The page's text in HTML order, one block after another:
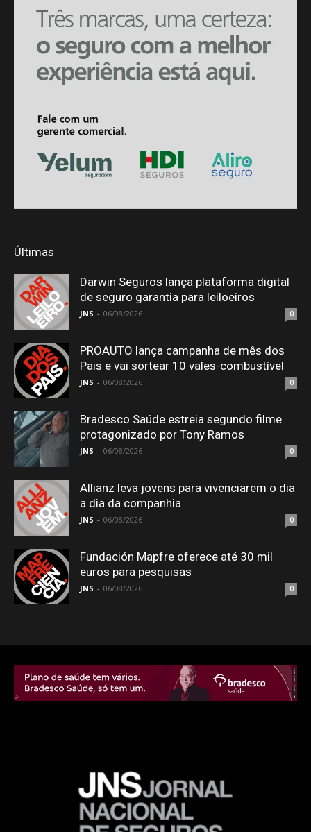
Últimas
Darwin Seguros lança plataforma digital
de seguro garantia para leiloeiros
JNS - 06/08/2026 0
PROAUTO lança campanha de mês dos
Pais e vai sortear 10 vales-combustível
JNS - 06/08/2026 0
Bradesco Saúde estreia segundo filme
protagonizado por Tony Ramos
JNS - 06/08/2026 0
Allianz leva jovens para vivenciarem o dia
a dia da companhia
JNS - 06/08/2026 0
Fundación Mapfre oferece até 30 mil
euros para pesquisas
JNS - 06/08/2026 0